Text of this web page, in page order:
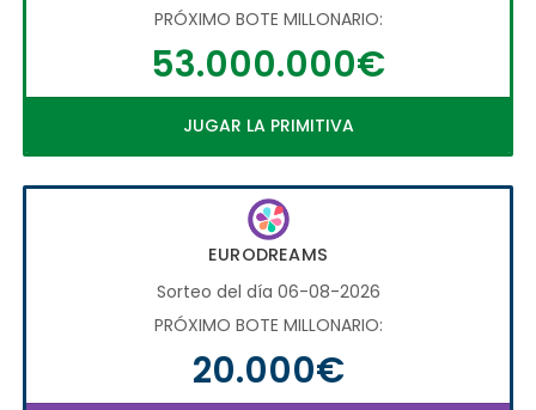
PRÓXIMO BOTE MILLONARIO:
53.000.000€
JUGAR LA PRIMITIVA
EURODREAMS
Sorteo del día 06-08-2026
PRÓXIMO BOTE MILLONARIO:
20.000€